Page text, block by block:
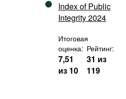
Index of Public
Integrity 2024
Итоговая
оценка:
7,51
из 10
Рейтинг:
31 из
119